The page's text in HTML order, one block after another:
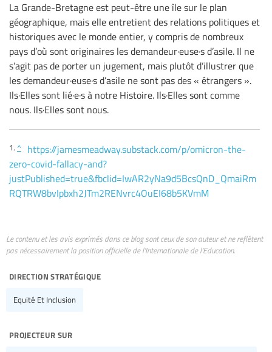
La Grande-Bretagne est peut-être une île sur le plan
géographique, mais elle entretient des relations politiques et
historiques avec le monde entier, y compris de nombreux
pays d’où sont originaires les demandeur·euse·s d’asile. Il ne
s’agit pas de porter un jugement, mais plutôt d’illustrer que
les demandeur·euse·s d’asile ne sont pas des « étrangers ».
Ils·Elles sont lié·e·s à notre Histoire. Ils·Elles sont comme
nous. Ils·Elles sont nous.
1. ^
https://jamesmeadway.substack.com/p/omicron-the-
zero-covid-fallacy-and?
justPublished=true&fbclid=IwAR2yNa9d5BcsQnD_QmaiRm
RQTRW8bvIpbxh2JTm2RENvrc4OuEI68b5KVmM
Le contenu et les avis exprimés dans ce blog sont ceux de son auteur et ne reflètent
pas nécessairement la position officielle de l’Internationale de l’Education.
direction stratégique
Equité Et Inclusion
projecteur sur